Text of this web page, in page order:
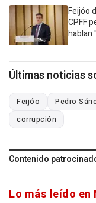
Feijóo
CPFF
hablan
Últimas noticias
Feijóo Pedro
corrupción
Contenido
Lo más leído en